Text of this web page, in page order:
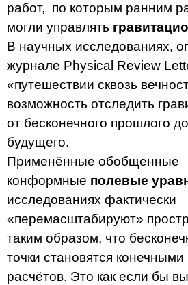
работ, по которым ранним
могли управлять
В научных исследованиях,
журнале Physical Review
«путешествии сквозь
возможность отследить
от бесконечного прошлого
будущего.
Применённые обобщенные
конформные полевые
исследованиях фактически
«перемасштабируют»
таким образом, что
точки становятся
расчётов. Это как если бы